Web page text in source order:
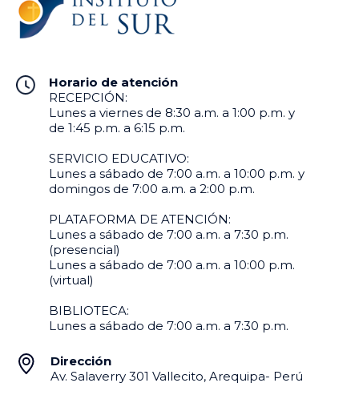
Horario de atención
RECEPCIÓN:
Lunes a viernes de 8:30 a.m. a 1:00 p.m. y
de 1:45 p.m. a 6:15 p.m.
SERVICIO EDUCATIVO:
Lunes a sábado de 7:00 a.m. a 10:00 p.m. y
domingos de 7:00 a.m. a 2:00 p.m.
PLATAFORMA DE ATENCIÓN:
Lunes a sábado de 7:00 a.m. a 7:30 p.m.
(presencial)
Lunes a sábado de 7:00 a.m. a 10:00 p.m.
(virtual)
BIBLIOTECA:
Lunes a sábado de 7:00 a.m. a 7:30 p.m.
Dirección
Av. Salaverry 301 Vallecito, Arequipa- Perú